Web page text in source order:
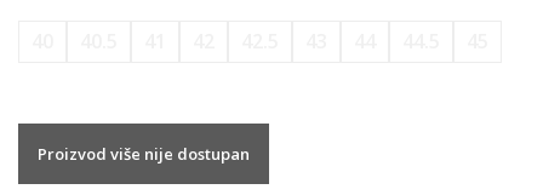
Proizvod više nije dostupan